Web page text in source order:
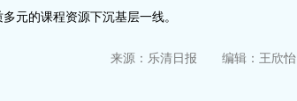
元的课程资源下沉基层一线。
来源：乐清日报 编辑：王欣怡